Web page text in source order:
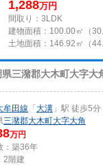
1,288万円
間取り：3LDK
建物面積： 100.00㎡（
土地面積： 146.92㎡（
三潴郡大木町大字大
牟田線 「 大溝 」駅 徒歩5分
三潴郡大木町大字大角
万円
：築36年
2階建